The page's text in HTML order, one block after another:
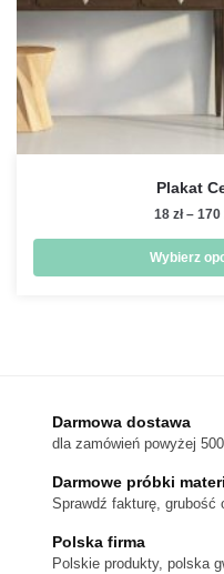
Plakat
18 zł – 170
Wybierz
na
Darmowa dostawa
dla zamówień powyżej 500
Darmowe próbki
Sprawdź fakturę, grubość
Polska firma
Polskie produkty, polska